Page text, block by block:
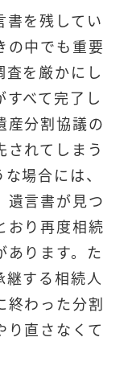
書を残してい
の中でも重要
を厳かにし
べて完了し
産分割協議の
れてしまう
場合には、
遺言書が見つ
おり再度相続
あります。た
する相続人
終わった分割
り直さなくて